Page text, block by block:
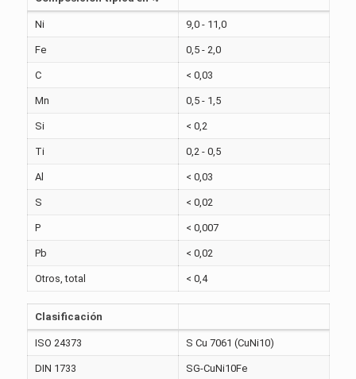
Ni 9,0 - 11,0
Fe 0,5 - 2,0
C < 0,03
Mn 0,5 - 1,5
Si < 0,2
Ti 0,2 - 0,5
Al < 0,03
S < 0,02
P < 0,007
Pb < 0,02
Otros, total < 0,4
Clasificación
ISO 24373 S Cu 7061 (CuNi10)
DIN 1733 SG-CuNi10Fe